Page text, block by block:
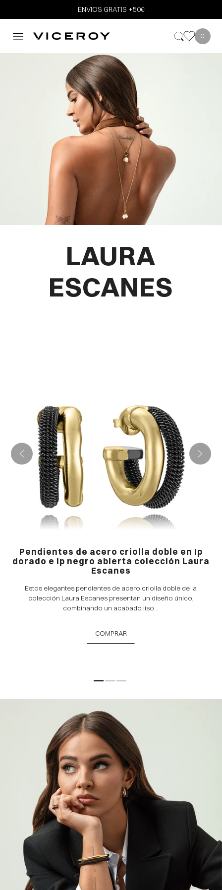
ENVIOS GRATIS +50€
0
LAURA
ESCANES
Pendientes de acero criolla doble en Ip
dorado e Ip negro abierta colección Laura
Escanes
Estos elegantes pendientes de acero criolla doble de la
colección Laura Escanes presentan un diseño único,
combinando un acabado liso...
COMPRAR